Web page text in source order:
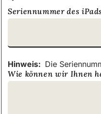
Seriennummer des
Hinweis: Die
Wie können wir Ihnen